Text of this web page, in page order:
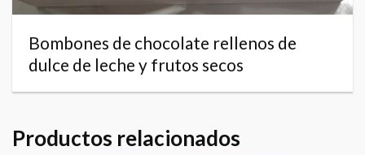
Bombones de chocolate rellenos de
dulce de leche y frutos secos
Productos relacionados